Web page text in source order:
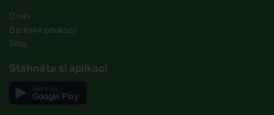
O nás
Dárkové poukazy
Blog
Stáhněte si aplikaci
Google Play